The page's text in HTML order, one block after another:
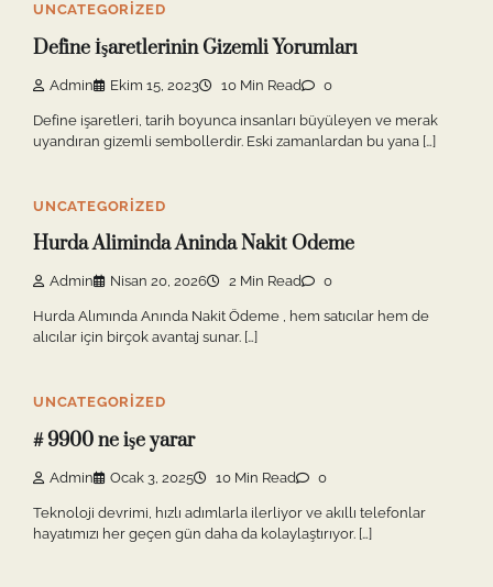
UNCATEGORIZED
Define İşaretlerinin Gizemli Yorumları
Admin Ekim 15, 2023 10 Min Read 0
Define işaretleri, tarih boyunca insanları büyüleyen ve merak
uyandıran gizemli sembollerdir. Eski zamanlardan bu yana […]
UNCATEGORIZED
Hurda Aliminda Aninda Nakit Odeme
Admin Nisan 20, 2026 2 Min Read 0
Hurda Alımında Anında Nakit Ödeme , hem satıcılar hem de
alıcılar için birçok avantaj sunar. […]
UNCATEGORIZED
# 9900 ne işe yarar
Admin Ocak 3, 2025 10 Min Read 0
Teknoloji devrimi, hızlı adımlarla ilerliyor ve akıllı telefonlar
hayatımızı her geçen gün daha da kolaylaştırıyor. […]